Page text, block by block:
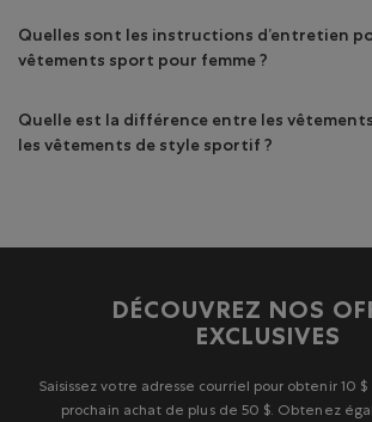
Quelles sont les instructions d’entretien
vêtements sport pour femme ?
Quelle est la différence entre les
les vêtements de style sportif ?
DÉCOUVREZ NOS
EXCLUSIVES
Saisissez votre adresse courriel pour obtenir 10
prochain achat de plus de 50 $. Obtenez